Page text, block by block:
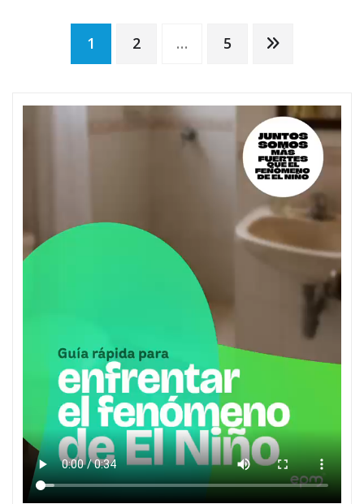
Paginación
de
1 2 … 5